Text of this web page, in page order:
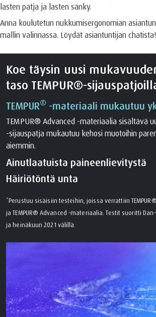
lasten patja ja lasten sänky.
Anna koulutetun nukkumisergonomian
mallin valinnassa. Löydät asiantuntijan chatista!
Koe täysin uusi
taso TEMPUR®-
TEMPUR® -materiaali mukautuu
TEMPUR® Advanced -materiaalia sisältävä
-sijauspatja mukautuu kehosi muotoihin
aiemmin.
Ainutlaatuista paineenlievitystä
Häiriötöntä unta
*Perustuu sisäisiin testeihin, joissa verrattiin
ja TEMPUR® Advanced -materiaalia. Testit suoritti
ja heinäkuun 2021 välillä.